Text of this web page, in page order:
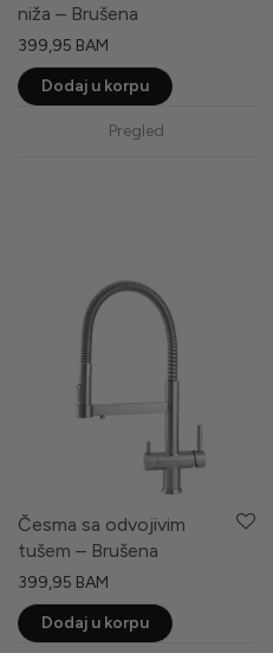
niža – Brušena
399,95 BAM
Dodaj u korpu
Pregled
Česma sa odvojivim
tušem – Brušena
399,95 BAM
Dodaj u korpu